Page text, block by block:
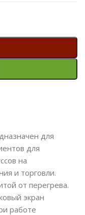
для
для
на
и торговли.
от перегрева.
экран
работе